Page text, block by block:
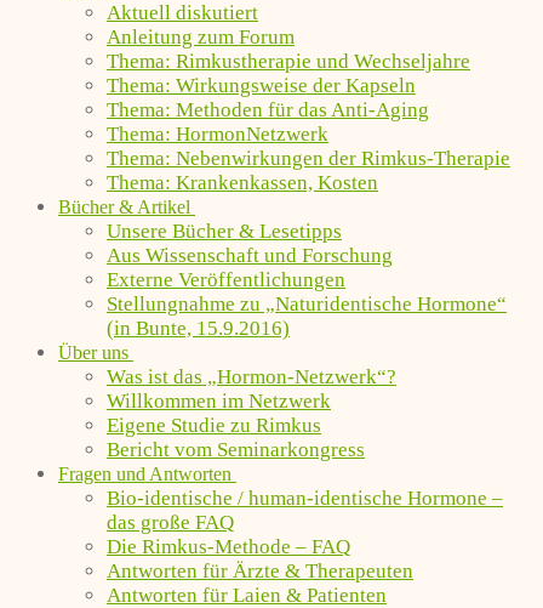
Aktuell diskutiert
Anleitung zum Forum
Thema: Rimkustherapie und Wechseljahre
Thema: Wirkungsweise der Kapseln
Thema: Methoden für das Anti-Aging
Thema: HormonNetzwerk
Thema: Nebenwirkungen der Rimkus-Therapie
Thema: Krankenkassen, Kosten
Bücher & Artikel
Unsere Bücher & Lesetipps
Aus Wissenschaft und Forschung
Externe Veröffentlichungen
Stellungnahme zu „Naturidentische Hormone“
(in Bunte, 15.9.2016)
Über uns
Was ist das „Hormon-Netzwerk“?
Willkommen im Netzwerk
Eigene Studie zu Rimkus
Bericht vom Seminarkongress
Fragen und Antworten
Bio-identische / human-identische Hormone –
das große FAQ
Die Rimkus-Methode – FAQ
Antworten für Ärzte & Therapeuten
Antworten für Laien & Patienten